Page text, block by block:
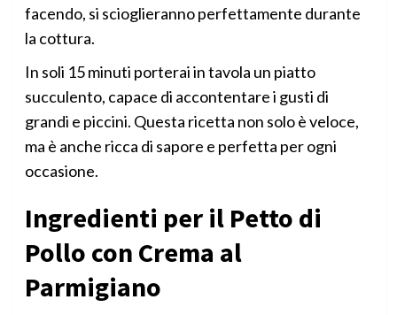
facendo, si scioglieranno perfettamente durante
la cottura.
In soli 15 minuti porterai in tavola un piatto
succulento, capace di accontentare i gusti di
grandi e piccini. Questa ricetta non solo è veloce,
ma è anche ricca di sapore e perfetta per ogni
occasione.
Ingredienti per il Petto di
Pollo con Crema al
Parmigiano